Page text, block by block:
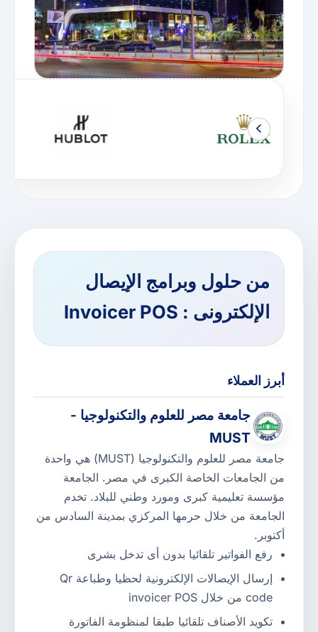
من حلول وبرامج الإيصال
الإلكترونى : Invoicer POS
أبرز العملاء
جامعة مصر للعلوم والتكنولوجيا -
MUST
جامعة مصر للعلوم والتكنولوجيا (MUST) هي واحدة
من الجامعات الخاصة الكبرى في مصر. الجامعة
مؤسسة تعليمية كبرى ومورد وطني للبلاد. تخدم
الجامعة من خلال حرمها المركزي بمدينة السادس من
أكتوبر.
رفع الفواتير تلقائيا بدون أى تدخل بشرى
إرسال الإيصالات الإلكترونية لحظيا وطباعة Qr
code من خلال invoicer POS
تكويد الأصناف تلقائيا طبقا لمنظومة الفاتورة